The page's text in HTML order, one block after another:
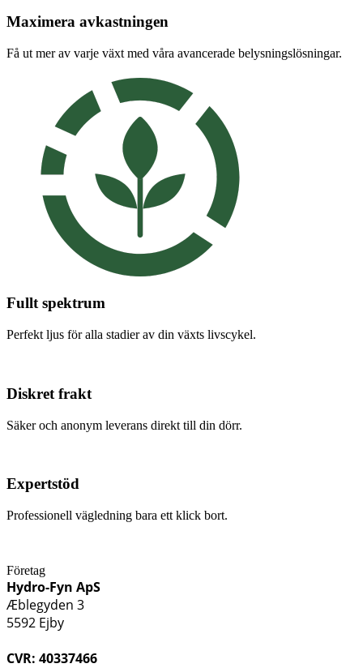
Maximera avkastningen
Få ut mer av varje växt med våra avancerade belysningslösningar.
Fullt spektrum
Perfekt ljus för alla stadier av din växts livscykel.
Diskret frakt
Säker och anonym leverans direkt till din dörr.
Expertstöd
Professionell vägledning bara ett klick bort.
Företag
Hydro-Fyn ApS
Æblegyden 3
5592 Ejby
CVR: 40337466